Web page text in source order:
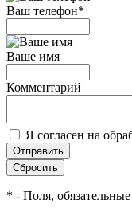
Ваш телефон*
Ваше имя
Комментарий
Я согласен на
* - Поля,